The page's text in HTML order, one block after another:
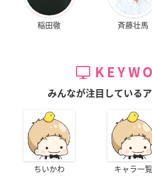
稲田徹 斉藤壮馬
みんなが注目している
ちいかわ キャラ一覧